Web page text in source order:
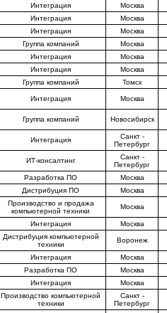
Интеграция
Москва
Интеграция
Москва
Интеграция
Москва
Группа компаний
Москва
Интеграция
Москва
Интеграция
Москва
Группа компаний Томск
Интеграция Москва
Группа компаний Новосибирск
Интеграция
Санкт -
Петербург
ИТ-консалтинг
Санкт -
Петербург
Разработка ПО
Москва
Дистрибуция ПО Москва
Производство и продажа
компьютерной техники
Москва
Интеграция Москва
Дистрибуция компьютерной
техники
Воронеж
Интеграция
Москва
Разработка ПО
Москва
Интеграция Москва
Производство компьютерной
техники
Санкт -
Петербург